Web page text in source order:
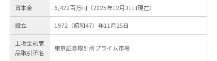
資本金 6,422百万円（2025年12月31日現在）
設立 1972（昭和47）年11月25日
上場金融商
品取引所名
東京証券取引所プライム市場